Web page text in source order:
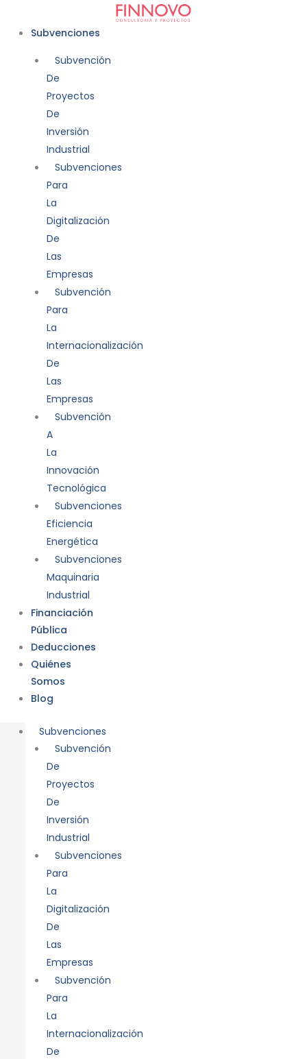
Subvenciones
Subvención
De
Proyectos
De
Inversión
Industrial
Subvenciones
Para
La
Digitalización
De
Las
Empresas
Subvención
Para
La
Internacionalización
De
Las
Empresas
Subvención
A
La
Innovación
Tecnológica
Subvenciones
Eficiencia
Energética
Subvenciones
Maquinaria
Industrial
Financiación
Pública
Deducciones
Quiénes
Somos
Blog
Subvenciones
Subvención
De
Proyectos
De
Inversión
Industrial
Subvenciones
Para
La
Digitalización
De
Las
Empresas
Subvención
Para
La
Internacionalización
De